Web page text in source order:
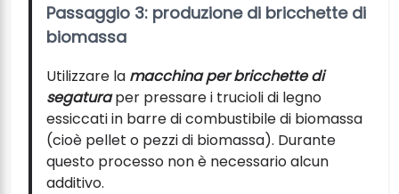
Passaggio 3: produzione di bricchette di
biomassa
Utilizzare la macchina per bricchette di
segaturaper pressare i trucioli di legno
essiccati in barre di combustibile di biomassa
(cioè pellet o pezzi di biomassa). Durante
questo processo non è necessario alcun
additivo.